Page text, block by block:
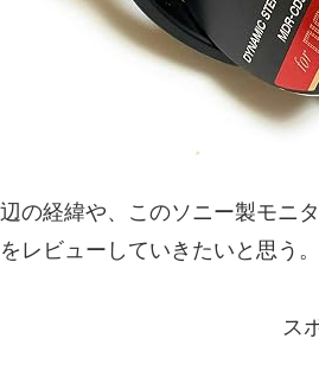
の経緯や、このソニー製モニ
レビューしていきたいと思う。
ス